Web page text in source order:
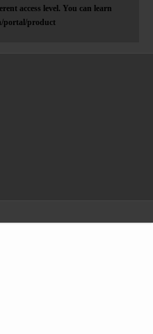
access level. You can learn
portal/product